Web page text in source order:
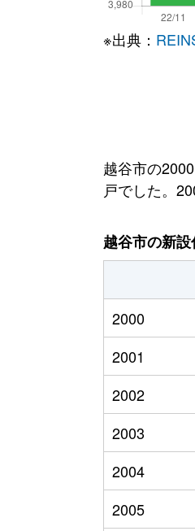
※出典：
越谷市の
戸でした。
越谷市の新設
2000
2001
2002
2003
2004
2005